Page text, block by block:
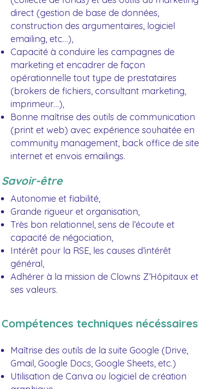
direct (gestion de base de données,
construction des argumentaires, logiciel
emailing, etc…),
Capacité à conduire les campagnes de
marketing et encadrer de façon
opérationnelle tout type de prestataires
(brokers de fichiers, consultant marketing,
imprimeur…),
Bonne maîtrise des outils de communication
(print et web) avec expérience souhaitée en
community management, back office de site
internet et envois emailings.
Savoir-être
Autonomie et fiabilité,
Grande rigueur et organisation,
Très bon relationnel, sens de l’écoute et
capacité de négociation,
Intérêt pour la RSE, les causes d’intérêt
général,
Adhérer à la mission de Clowns Z’Hôpitaux et
ses valeurs.
Compétences techniques nécéssaires
Maîtrise des outils de la suite Google (Drive,
Gmail, Google Docs, Google Sheets, etc.)
Utilisation de Canva ou logiciel de création